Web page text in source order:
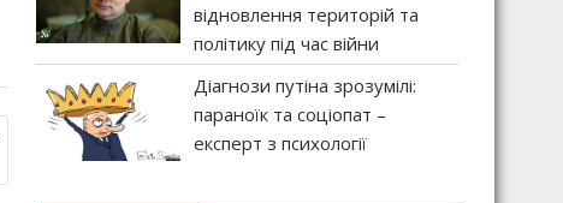
відновлення територій та
політику під час війни
Діагнози путіна зрозумілі:
параноїк та соціопат –
експерт з психології